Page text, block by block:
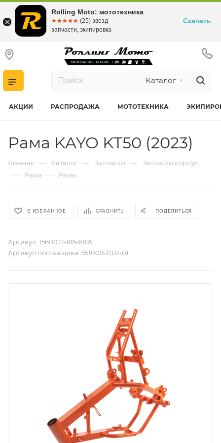
Каталог
АКЦИИ РАСПРОДАЖА МОТОТЕХНИКА
Рама KAYO KT50 (2023)
Главная — Каталог — Запчасти — Запчасти корпус
— Рама — Рамы
В ИЗБРАННОЕ СРАВНИТЬ ПОДЕЛИТЬСЯ
Артикул: 1560012-185-6185
Артикул поставщика: 551000-0131-01
Rolling Moto: мототехника
☆☆☆☆☆
★★★★★ (25) звезд
запчасти, экипировка
Скачать